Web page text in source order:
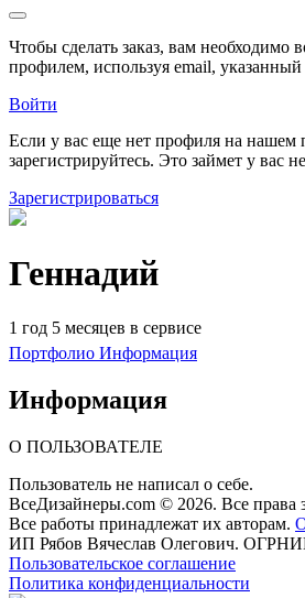
Чтобы сделать заказ, вам необходимо
профилем, используя email,
Войти
Если у вас еще нет профиля на нашем
зарегистрируйтесь. Это займет у вас
Зарегистрироваться
Геннадий
1 год 5 месяцев в сервисе
Портфолио Информация
Информация
О ПОЛЬЗОВАТЕЛЕ
Пользователь не написал о себе.
ВсеДизайнеры.com © 2026. Все
Все работы принадлежат их авторам.
ИП Рябов Вячеслав Олегович.
Пользовательское соглашение
Политика конфиденциальности